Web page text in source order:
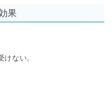
果
けない。